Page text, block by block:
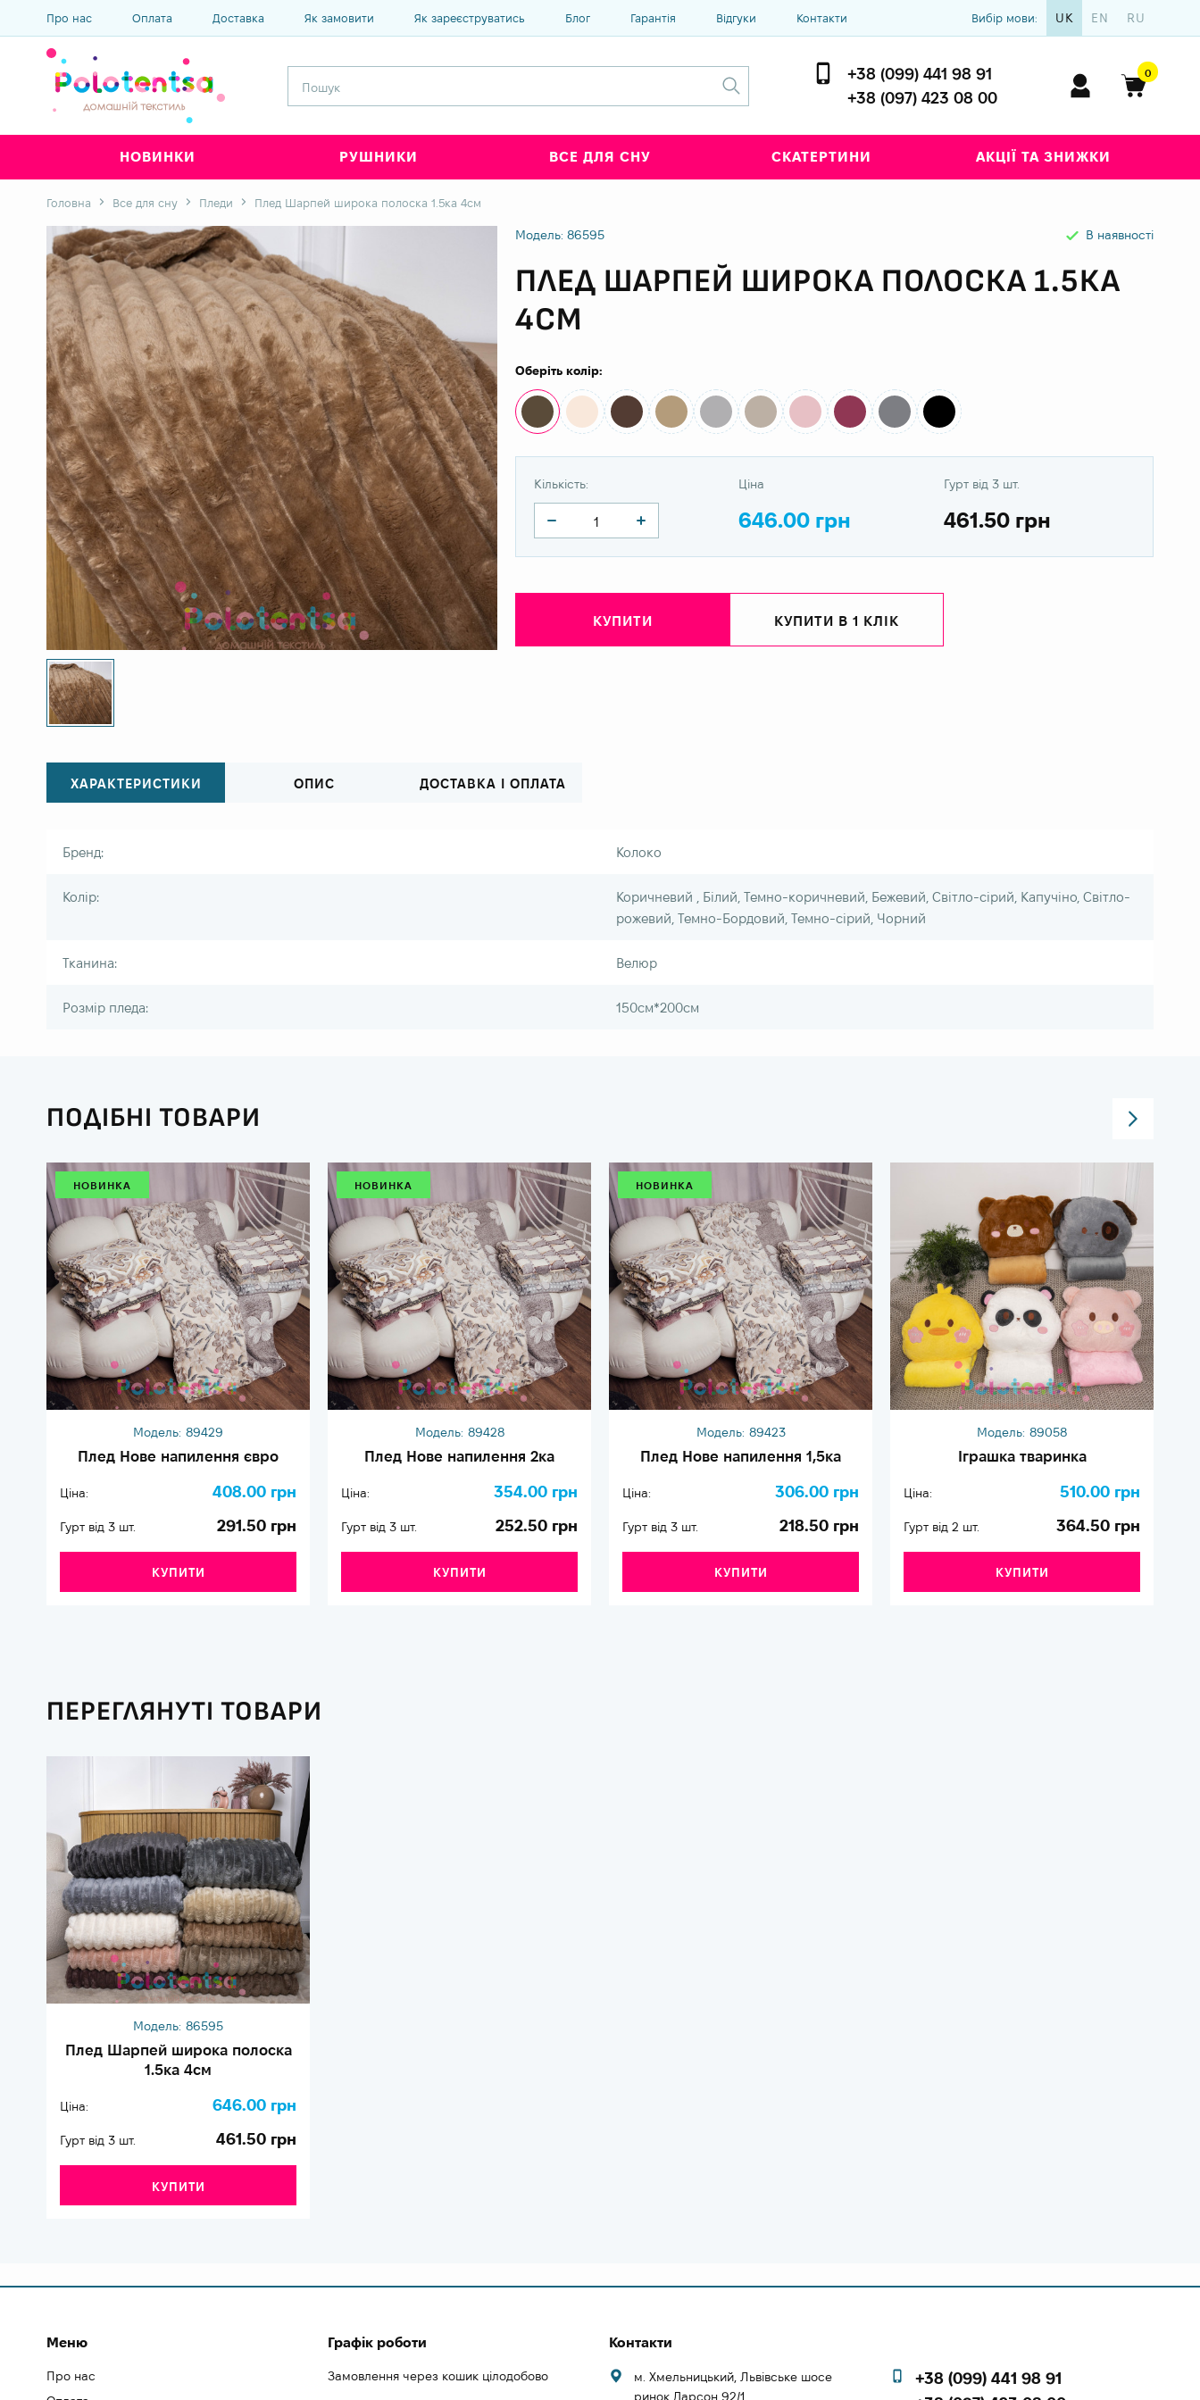
Про нас Оплата Доставка Як замовити Як зареєструватись Блог Гарантія Відгуки Контакти Вибір мови: UK EN RU
+38 (099) 441 98 91
+38 (097) 423 08 00
0
НОВИНКИ РУШНИКИ ВСЕ ДЛЯ СНУ СКАТЕРТИНИ АКЦІЇ ТА ЗНИЖКИ
Головна Все для сну Пледи Плед Шарпей широка полоска 1.5ка 4см
Модель: 86595 В наявності
ПЛЕД ШАРПЕЙ ШИРОКА ПОЛОСКА 1.5КА
4СМ
Оберіть колір:
Кількість: Ціна
646.00 грн
Гурт від 3 шт.
461.50 грн
КУПИТИ КУПИТИ В 1 КЛІК
ХАРАКТЕРИСТИКИ ОПИС ДОСТАВКА І ОПЛАТА
Бренд: Колоко
Колір:
Коричневий , Білий, Темно-коричневий, Бежевий, Світло-сірий, Капучіно, Світло-
рожевий, Темно-Бордовий, Темно-сірий, Чорний
Тканина: Велюр
Розмір пледа: 150см*200см
ПОДІБНІ ТОВАРИ
НОВИНКА
Модель: 89429
Плед Нове напилення євро
Ціна: 408.00 грн
Гурт від 3 шт. 291.50 грн
КУПИТИ
НОВИНКА
Модель: 89428
Плед Нове напилення 2ка
Ціна: 354.00 грн
Гурт від 3 шт. 252.50 грн
КУПИТИ
НОВИНКА
Модель: 89423
Плед Нове напилення 1,5ка
Ціна: 306.00 грн
Гурт від 3 шт. 218.50 грн
КУПИТИ
Модель: 89058
Іграшка тваринка
Ціна: 510.00 грн
Гурт від 2 шт. 364.50 грн
КУПИТИ
ПЕРЕГЛЯНУТІ ТОВАРИ
Модель: 86595
Плед Шарпей широка полоска
1.5ка 4см
Ціна: 646.00 грн
Гурт від 3 шт. 461.50 грн
КУПИТИ
Меню
Про нас
Графік роботи
Замовлення через кошик цілодобово
Контакти
м. Хмельницький, Львівське шосе
ринок Дарсон 92/1
+38 (099) 441 98 91